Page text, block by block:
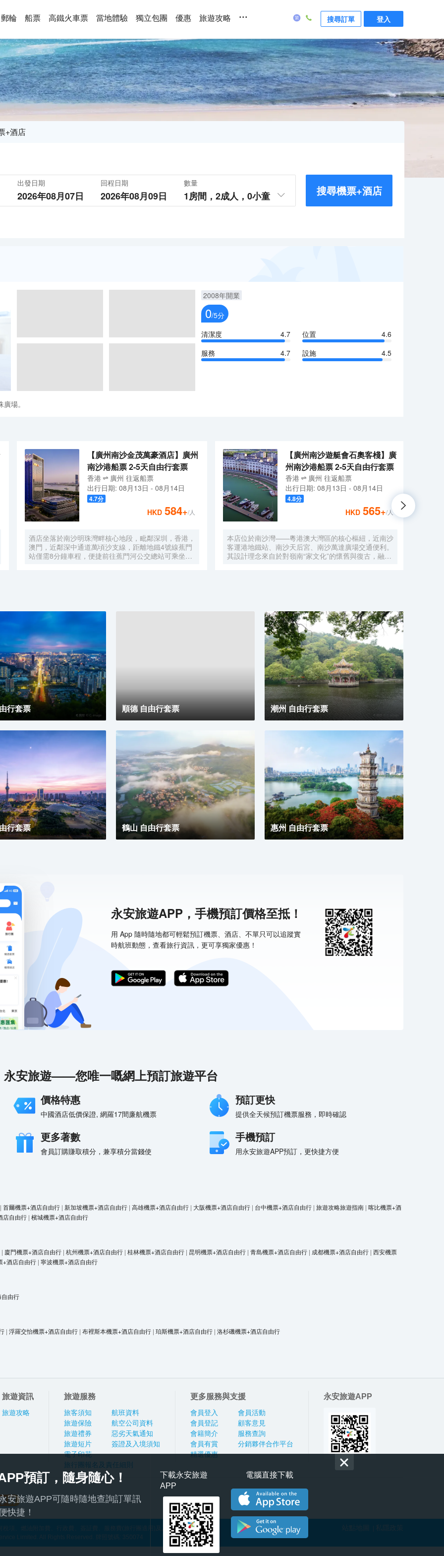
郵輪 船票 高鐵火車票 當地體驗 獨立包團 優惠 旅遊攻略 ... 搜尋訂單 登入
+酒店
出發日期
2026年08月07日
回程日期
2026年08月09日
數量
1房間， 2成人， 0小童 搜尋機票+酒店
2008年開業
0/5分
清潔度
4.7 位置
4.6
服務
4.7 設施 4.5
場。
【廣州南沙金茂萬豪酒店】廣州
南沙港船票 2-5天自由行套票
香港 廣州 往返船票
出行日期: 08月13日 - 08月14日
4.7分
HKD 584+/人
酒店坐落於南沙明珠灣畔核心地段，毗鄰深圳，香港，
澳門，近鄰深中通道萬頃沙支線，距離地鐵4號線蕉門
站僅需8分鐘車程，便捷前往蕉門河公交總站可乘坐機
代經典與優雅，滿足休閒賓客對在地文化的探索與體
驗。配備粵式風味的林苑中餐廳、中西結合的漁人碼頭
珍饈美饌。酒店擁有馬丁叔叔的農場，小朋友們可盡情
與小動物們互動亦或參與馬丁叔叔課堂，共度愉快的親
子時光。同時，酒店擁有1,600平方米的宴會及會議場
地以及寬敞的戶外草坪，可滿足不同的會議及宴會需
求，無論商務出行亦或休閒旅遊期待與您共赴南沙，遇
見另一種可能。
【廣州南沙遊艇會石奧客棧】廣
州南沙港船票 2-5天自由行套票
香港 廣州 往返船票
出行日期: 08月13日 - 08月14日
4.8分
HKD 565+/人
本店位於南沙灣——粵港澳大灣區的核心樞紐，近南沙
客運港地鐵站、南沙天后宮、南沙萬達廣場交通便利。
其設計理念來自於對嶺南“家文化”的懷舊與復古，融合
室，主要提供早餐、茶點、飲品、簡餐等服務；同時亦
與中國大陸獲得“五金錨”獎的南沙遊艇會提供宴會/婚
宴/會議、中西式餐飲、遊艇觀光/租賃、帆船租賃/體
驗、遊艇帆船駕證考取等不同種服務功能，打造出一種
特色的休閒度假空間。
行套票 順德 自由行套票 潮州 自由行套票
行套票 鶴山 自由行套票 惠州 自由行套票
永安旅遊APP，手機預訂價格至抵！
用 App 隨時隨地都可輕鬆預訂機票、酒店、不單只可以追蹤實
時航班動態，查看旅行資訊，更可享獨家優惠！
永安旅遊——您唯一嘅網上預訂旅遊平台
價格特惠
中國酒店低價保證, 網羅17間廉航機票
預訂更快
提供全天候預訂機票服務，即時確認
更多著數
會員訂購賺取積分，兼享積分當錢使
手機預訂
用永安旅遊APP預訂，更快捷方便
首爾機票+酒店自由行 | 新加坡機票+酒店自由行 | 高雄機票+酒店自由行 | 大阪機票+酒店自由行 | 台中機票+酒店自由行 | 旅遊攻略旅遊指南 | 喀比機票+酒
店自由行 | 檳城機票+酒店自由行
| 廈門機票+酒店自由行 | 杭州機票+酒店自由行 | 桂林機票+酒店自由行 | 昆明機票+酒店自由行 | 青島機票+酒店自由行 | 成都機票+酒店自由行 | 西安機票
+酒店自由行 | 寧波機票+酒店自由行
自由行
| 浮羅交怡機票+酒店自由行 | 布裡斯本機票+酒店自由行 | 珀斯機票+酒店自由行 | 洛杉磯機票+酒店自由行
旅遊資訊
旅遊攻略
旅遊服務
旅客須知
旅遊保險
旅遊禮券
旅遊短片
電子印花
航班資料
航空公司資料
惡劣天氣通知
簽證及入境須知
旅行團報名及責任細則
更多服務與支援
會員登入
會員登記
會籍簡介
會員有賞
精選優惠
會員活動
顧客意見
服務查詢
分銷夥伴合作平台
永安旅遊APP
項、燃油附加費、行政費、簽証費、服務費(旅行團適用)及其他應繳費用
預訂，隨身隨心！
安旅遊APP可隨時隨地查詢訂單訊
快捷！
下載永安旅遊
APP
電腦直接下載